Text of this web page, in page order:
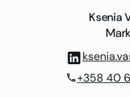
Ksenia
phone+358 40